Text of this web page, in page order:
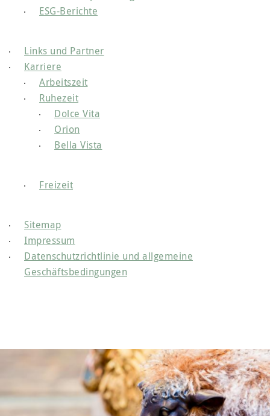
ESG-Berichte
Links und Partner
Karriere
Arbeitszeit
Ruhezeit
Dolce Vita
Orion
Bella Vista
Freizeit
Sitemap
Impressum
Datenschutzrichtlinie und allgemeine
Geschäftsbedingungen